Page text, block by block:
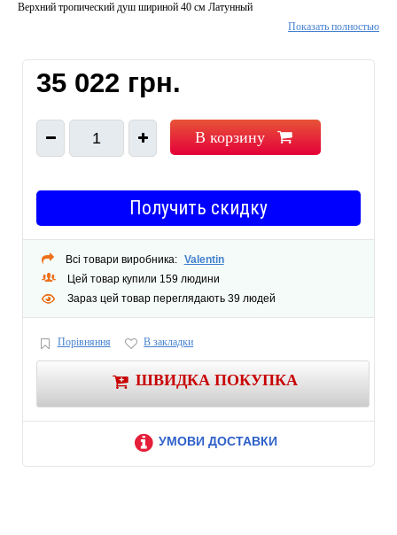
Верхний тропический душ шириной 40 см Латунный
термостатический смеситель (никогда не ошпарит)
Показать полностью
35 022 грн.
1 В корзину
Получить скидку
Всі товари виробника: Valentin
Цей товар купили 159 людини
Зараз цей товар переглядають 39 людей
Порівняння В закладки
ШВИДКА ПОКУПКА
УМОВИ ДОСТАВКИ